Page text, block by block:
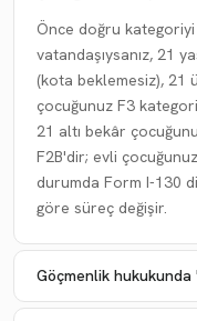
Önce doğru
vatandaşıysanız, 21
(kota beklemesiz), 21
çocuğunuz F3
21 altı bekâr
F2B'dir; evli
durumda Form I-130
göre süreç değişir.
Göçmenlik hukukunda